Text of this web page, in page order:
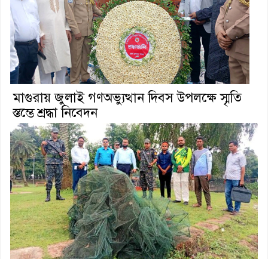
মাগুরায় জুলাই গণঅভ্যুত্থান দিবস উপলক্ষে স্মৃতি
স্তম্ভে শ্রদ্ধা নিবেদন